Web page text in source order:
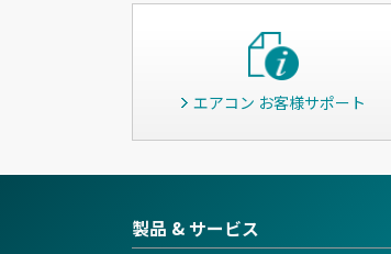
エアコン お客様サポート
製品 & サービス